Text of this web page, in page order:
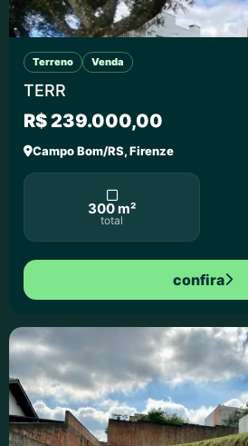
Terreno Venda
TERR
R$ 239.000,00
Campo Bom/RS, Firenze
300 m²
total
confira